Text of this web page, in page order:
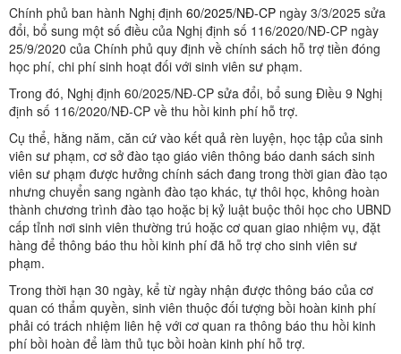
Chính phủ ban hành Nghị định 60/2025/NĐ-CP ngày 3/3/2025 sửa
đổi, bổ sung một số điều của Nghị định số 116/2020/NĐ-CP ngày
25/9/2020 của Chính phủ quy định về chính sách hỗ trợ tiền đóng
học phí, chi phí sinh hoạt đối với sinh viên sư phạm.
Trong đó, Nghị định 60/2025/NĐ-CP sửa đổi, bổ sung Điều 9 Nghị
định số 116/2020/NĐ-CP về thu hồi kinh phí hỗ trợ.
Cụ thể, hằng năm, căn cứ vào kết quả rèn luyện, học tập của sinh
viên sư phạm, cơ sở đào tạo giáo viên thông báo danh sách sinh
viên sư phạm được hưởng chính sách đang trong thời gian đào tạo
nhưng chuyển sang ngành đào tạo khác, tự thôi học, không hoàn
thành chương trình đào tạo hoặc bị kỷ luật buộc thôi học cho UBND
cấp tỉnh nơi sinh viên thường trú hoặc cơ quan giao nhiệm vụ, đặt
hàng để thông báo thu hồi kinh phí đã hỗ trợ cho sinh viên sư
phạm.
Trong thời hạn 30 ngày, kể từ ngày nhận được thông báo của cơ
quan có thẩm quyền, sinh viên thuộc đối tượng bồi hoàn kinh phí
phải có trách nhiệm liên hệ với cơ quan ra thông báo thu hồi kinh
phí bồi hoàn để làm thủ tục bồi hoàn kinh phí hỗ trợ.